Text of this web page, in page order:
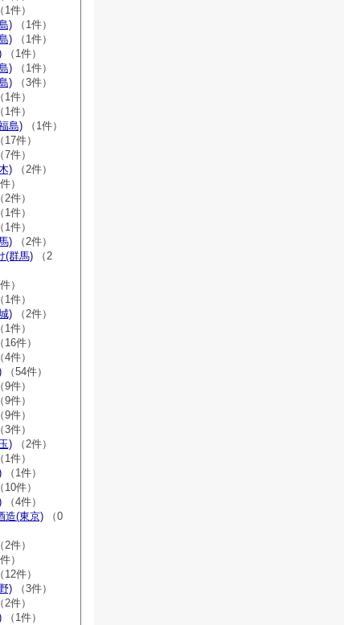
1件）
) （1件）
) （1件）
（1件）
) （1件）
) （3件）
1件）
1件）
島) （1件）
17件）
7件）
) （2件）
）
2件）
1件）
1件）
) （2件）
(群馬) （2
）
1件）
) （2件）
1件）
16件）
4件）
（54件）
9件）
9件）
9件）
3件）
) （2件）
1件）
（1件）
10件）
（4件）
造(東京) （0
2件）
）
12件）
) （3件）
2件）
（1件）